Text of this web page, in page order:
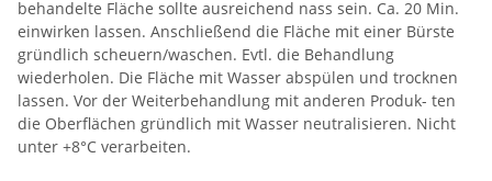
behandelte Fläche sollte ausreichend nass sein. Ca. 20 Min.
einwirken lassen. Anschließend die Fläche mit einer Bürste
gründlich scheuern/waschen. Evtl. die Behandlung
wiederholen. Die Fläche mit Wasser abspülen und trocknen
lassen. Vor der Weiterbehandlung mit anderen Produk- ten
die Oberflächen gründlich mit Wasser neutralisieren. Nicht
unter +8°C verarbeiten.